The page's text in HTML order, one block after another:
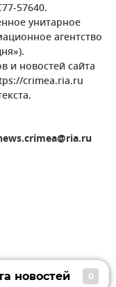
57640.
унитарное
агентство
и новостей сайта
crimea.ria.ru
новостей 0